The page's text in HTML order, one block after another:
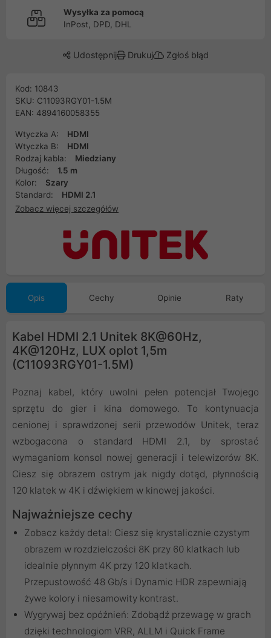
Wysyłka za pomocą
InPost, DPD, DHL
Udostępnij Drukuj Zgłoś błąd
Kod: 10843
SKU: C11093RGY01-1.5M
EAN: 4894160058355
Wtyczka A:
HDMI
Wtyczka B:
HDMI
Rodzaj kabla:
Miedziany
Długość:
1.5 m
Kolor:
Szary
Standard:
HDMI 2.1
Zobacz więcej szczegółów
Opis Cechy Opinie Raty
Kabel HDMI 2.1 Unitek 8K@60Hz,
4K@120Hz, LUX oplot 1,5m
(C11093RGY01-1.5M)
Poznaj kabel, który uwolni pełen potencjał Twojego
sprzętu do gier i kina domowego. To kontynuacja
cenionej i sprawdzonej serii przewodów Unitek, teraz
wzbogacona o standard HDMI 2.1, by sprostać
wymaganiom konsol nowej generacji i telewizorów 8K.
Ciesz się obrazem ostrym jak nigdy dotąd, płynnością
120 klatek w 4K i dźwiękiem w kinowej jakości.
Najważniejsze cechy
Zobacz każdy detal: Ciesz się krystalicznie czystym
obrazem w rozdzielczości 8K przy 60 klatkach lub
idealnie płynnym 4K przy 120 klatkach.
Przepustowość 48 Gb/s i Dynamic HDR zapewniają
żywe kolory i niesamowity kontrast.
Wygrywaj bez opóźnień: Zdobądź przewagę w grach
dzięki technologiom VRR, ALLM i Quick Frame